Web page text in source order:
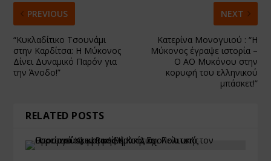
PREVIOUS
“Κυκλαδίτικο Τσουνάμι
στην Καρδίτσα: Η Μύκονος
Δίνει Δυναμικό Παρόν για
την Άνοδο!”
NEXT
Κατερίνα Μονογυιού : “Η
Μύκονος έγραψε ιστορία –
Ο ΑΟ Μυκόνου στην
κορυφή του ελληνικού
μπάσκετ!”
RELATED POSTS